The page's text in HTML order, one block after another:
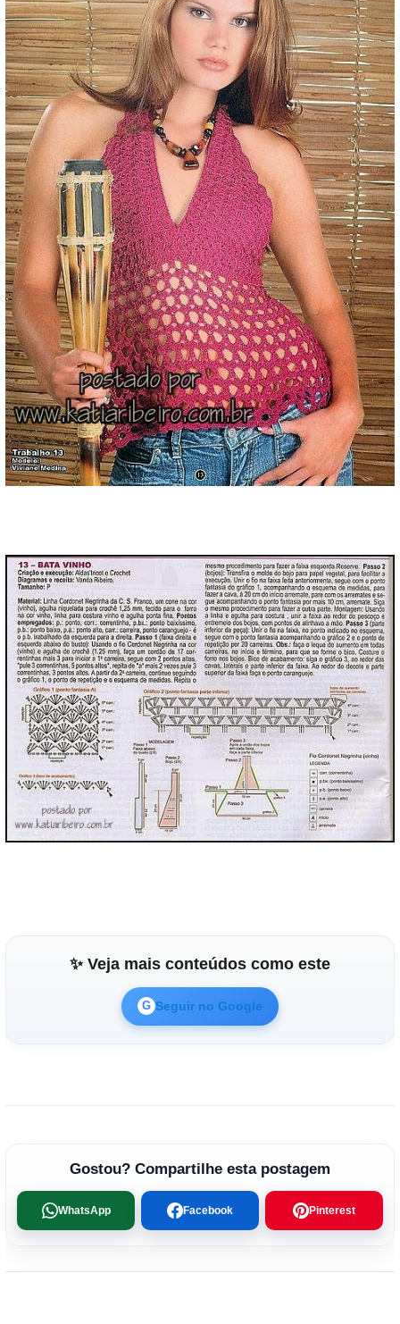
✨ Veja mais conteúdos como este
G Seguir no Google
Gostou? Compartilhe esta postagem
WhatsApp Facebook Pinterest